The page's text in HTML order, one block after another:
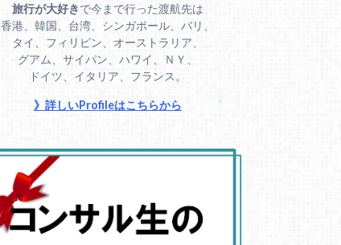
旅行が大好きで今まで行った渡航先は
香港、韓国、台湾、シンガポール、バリ、
タイ、フィリピン、オーストラリア、
グアム、サイパン、ハワイ、ＮＹ、
ドイツ、イタリア、フランス。
》詳しいProfileはこちらから